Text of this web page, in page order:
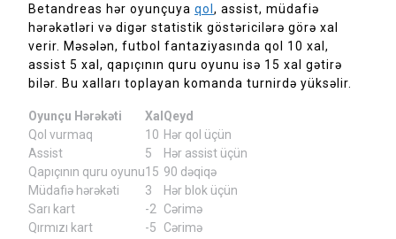
Betandreas hər oyunçuya qol , assist, müdafiə
hərəkətləri və digər statistik göstəricilərə görə xal
verir. Məsələn, futbol fantaziyasında qol 10 xal,
assist 5 xal, qapıçının quru oyunu isə 15 xal gətirə
bilər. Bu xalları toplayan komanda turnirdə yüksəlir.
Oyunçu Hərəkəti Xal Qeyd
Qol vurmaq
10 Hər qol üçün
Assist
5
Hər assist üçün
Qapıçının quru oyunu15 90 dəqiqə
Müdafiə hərəkəti
3
Hər blok üçün
Sarı kart
-2
Cərimə
Qırmızı kart
-5
Cərimə